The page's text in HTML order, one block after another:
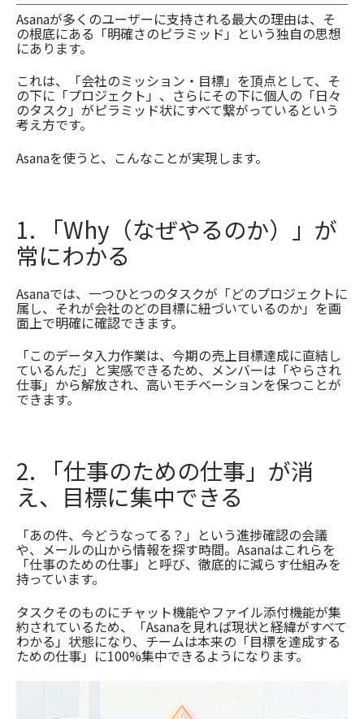
Asanaが多くのユーザーに支持される最大の理由は、そ
の根底にある「明確さのピラミッド」という独自の思想
にあります。
これは、「会社のミッション・目標」を頂点として、そ
の下に「プロジェクト」、さらにその下に個人の「日々
のタスク」がピラミッド状にすべて繋がっているという
考え方です。
Asanaを使うと、こんなことが実現します。
1. 「Why（なぜやるのか）」が
常にわかる
Asanaでは、一つひとつのタスクが「どのプロジェクトに
属し、それが会社のどの目標に紐づいているのか」を画
面上で明確に確認できます。
「このデータ入力作業は、今期の売上目標達成に直結し
ているんだ」と実感できるため、メンバーは「やらされ
仕事」から解放され、高いモチベーションを保つことが
できます。
2. 「仕事のための仕事」が消
え、目標に集中できる
「あの件、今どうなってる？」という進捗確認の会議
や、メールの山から情報を探す時間。Asanaはこれらを
「仕事のための仕事」と呼び、徹底的に減らす仕組みを
持っています。
タスクそのものにチャット機能やファイル添付機能が集
約されているため、「Asanaを見れば現状と経緯がすべて
わかる」状態になり、チームは本来の「目標を達成する
ための仕事」に100%集中できるようになります。